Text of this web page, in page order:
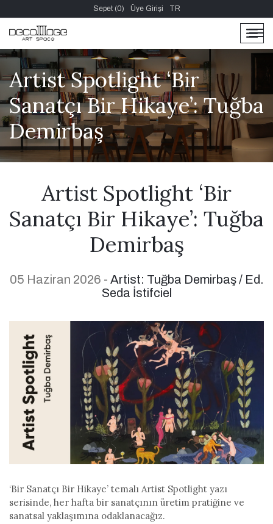
Sepet (0) Üye Girişi TR
Artist Spotlight ‘Bir
Sanatçı Bir Hikaye’: Tuğba
Demirbaş
Artist Spotlight ‘Bir
Sanatçı Bir Hikaye’: Tuğba
Demirbaş
05 Haziran 2026 - Artist: Tuğba Demirbaş / Ed.
Seda İstifciel
‘Bir Sanatçı Bir Hikaye’ temalı Artist Spotlight yazı
serisinde, her hafta bir sanatçının üretim pratiğine ve
sanatsal yaklaşımına odaklanacağız.